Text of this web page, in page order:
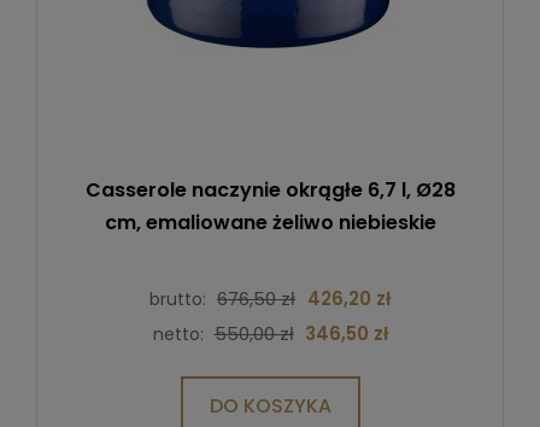
Casserole naczynie okrągłe 6,7 l, Ø28
cm, emaliowane żeliwo niebieskie
brutto: 676,50 zł 426,20 zł
netto: 550,00 zł 346,50 zł
DO KOSZYKA